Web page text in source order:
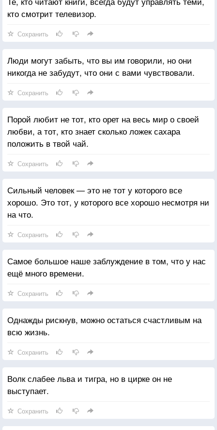
кто смотрит телевизор.
Сохранить
Люди могут забыть, что вы им говорили, но они
никогда не забудут, что они с вами чувствовали.
Сохранить
Порой любит не тот, кто орет на весь мир о своей
любви, а тот, кто знает сколько ложек сахара
положить в твой чай.
Сохранить
Сильный человек — это не тот у которого все
хорошо. Это тот, у которого все хорошо несмотря ни
на что.
Сохранить
Самое большое наше заблуждение в том, что у нас
ещё много времени.
Сохранить
Однажды рискнув, можно остаться счастливым на
всю жизнь.
Сохранить
Волк слабее льва и тигра, но в цирке он не
выступает.
Сохранить